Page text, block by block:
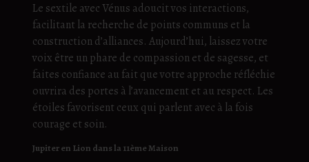
Le sextile avec Vénus adoucit vos interactions,
facilitant la recherche de points communs et la
construction d’alliances. Aujourd’hui, laissez votre
voix être un phare de compassion et de sagesse, et
faites confiance au fait que votre approche réfléchie
ouvrira des portes à l’avancement et au respect. Les
étoiles favorisent ceux qui parlent avec à la fois
courage et soin.
Jupiter en Lion dans la 11ème Maison